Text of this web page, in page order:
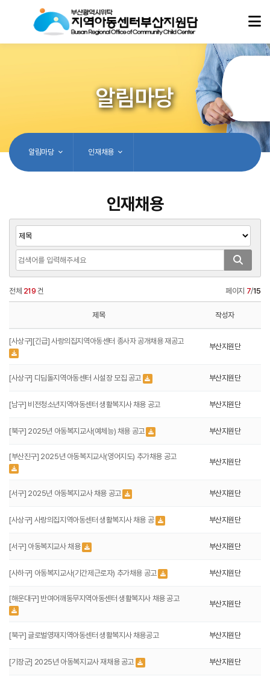
알림마당
알림마당 인재채용
인재채용
전체 219 건 페이지 7/15
제목 작성자
[사상구][긴급] 사랑의집지역아동센터 종사자 공개채용 재공고
부산지원단
[사상구] 디딤돌지역아동센터 시설장 모집 공고 부산지원단
[남구] 비전청소년지역아동센터 생활복지사 채용 공고 부산지원단
[북구] 2025년 아동복지교사(예체능) 채용 공고 부산지원단
[부산진구] 2025년 아동복지교사(영어지도) 추가채용 공고
부산지원단
[서구] 2025년 아동복지교사 채용 공고 부산지원단
[사상구] 사랑의집지역아동센터 생활복지사 채용 공 부산지원단
[서구] 아동복지교사 채용 부산지원단
[사하구] 아동복지교사(기간제근로자) 추가채용 공고 부산지원단
[해운대구] 반여어깨동무지역아동센터 생활복지사 채용 공고
부산지원단
[북구] 글로벌영재지역아동센터 생활복지사 채용공고 부산지원단
[기장군] 2025년 아동복지교사 재채용 공고 부산지원단